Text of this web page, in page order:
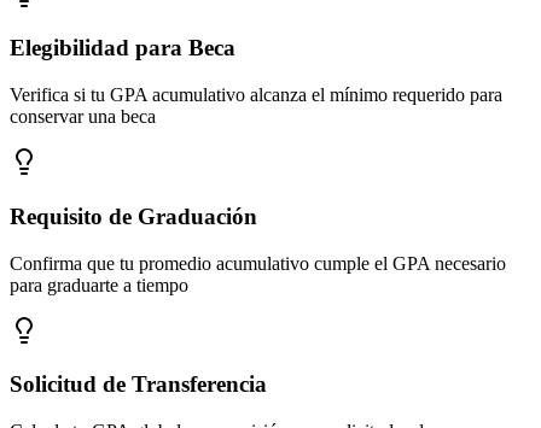
Elegibilidad para Beca
Verifica si tu GPA acumulativo alcanza el mínimo requerido para
conservar una beca
Requisito de Graduación
Confirma que tu promedio acumulativo cumple el GPA necesario
para graduarte a tiempo
Solicitud de Transferencia